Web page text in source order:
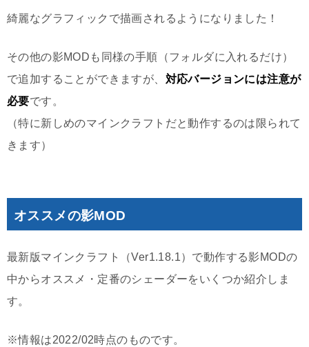
綺麗なグラフィックで描画されるようになりました！
その他の影MODも同様の手順（フォルダに入れるだけ）
で追加することができますが、 対応バージョンには注意が
必要です。
（特に新しめのマインクラフトだと動作するのは限られて
きます）
オススメの影MOD
最新版マインクラフト（Ver1.18.1）で動作する影MODの
中からオススメ・定番のシェーダーをいくつか紹介しま
す。
※情報は2022/02時点のものです。